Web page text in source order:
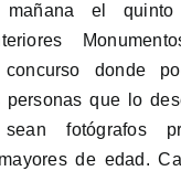
mañana el
donde
personas que lo
fotógrafos
de edad.